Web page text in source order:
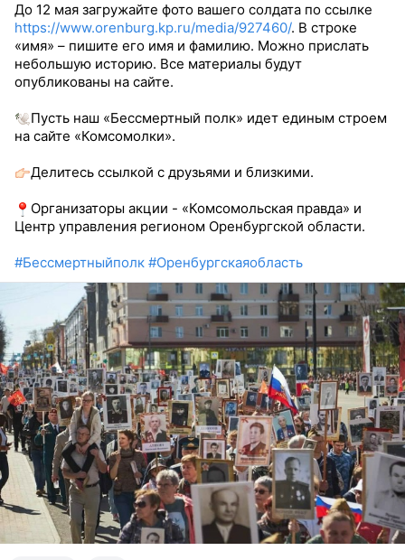
До 12 мая загружайте фото вашего солдата по ссылке
https://www.orenburg.kp.ru/media/927460/. В строке
«имя» – пишите его имя и фамилию. Можно прислать
небольшую историю. Все материалы будут
опубликованы на сайте.
Пусть наш «Бессмертный полк» идет единым строем
на сайте «Комсомолки».
Делитесь ссылкой с друзьями и близкими.
Организаторы акции - «Комсомольская правда» и
Центр управления регионом Оренбургской области.
#Бессмертныйполк #Оренбургскаяобласть